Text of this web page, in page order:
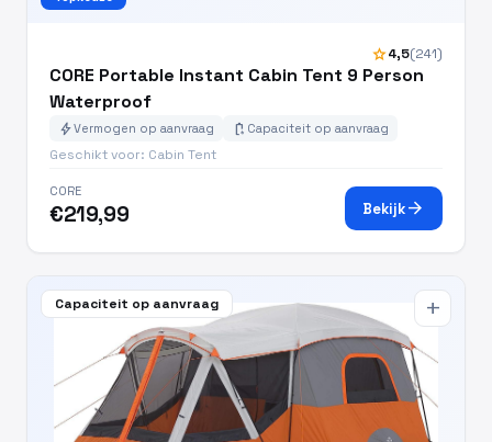
star4,5(241)
CORE Portable Instant Cabin Tent 9 Person
Waterproof
boltVermogen op aanvraag battery_charging_full Capaciteit op aanvraag
Geschikt voor: Cabin Tent
CORE
€219,99 Bekijkarrow_forward
Capaciteit op aanvraag add